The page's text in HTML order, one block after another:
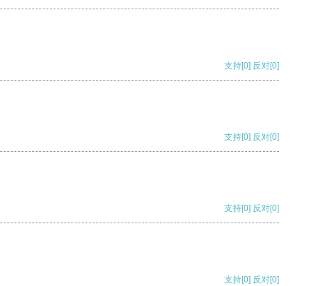
支持[0] 反对[0]
支持[0] 反对[0]
支持[0] 反对[0]
支持[0] 反对[0]